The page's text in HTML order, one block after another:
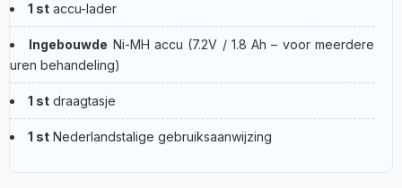
1 st accu-lader
Ingebouwde Ni-MH accu (7.2V / 1.8 Ah – voor meerdere
uren behandeling)
1 st draagtasje
1 st Nederlandstalige gebruiksaanwijzing